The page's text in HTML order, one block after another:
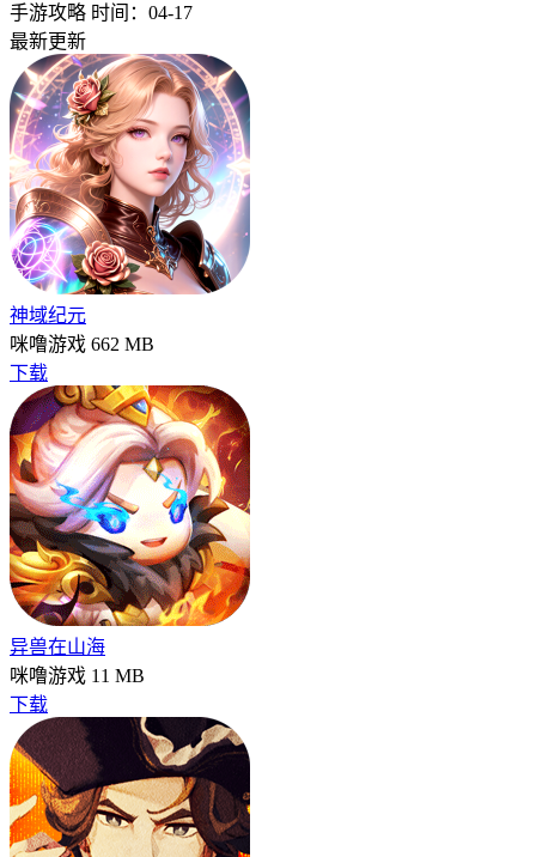
手游攻略 时间：04-17
最新更新
神域纪元
咪噜游戏 662 MB
下载
异兽在山海
咪噜游戏 11 MB
下载